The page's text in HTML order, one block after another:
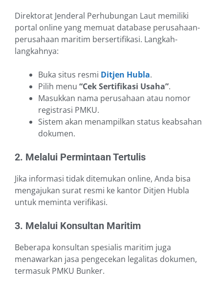
Direktorat Jenderal Perhubungan Laut memiliki
portal online yang memuat database perusahaan-
perusahaan maritim bersertifikasi. Langkah-
langkahnya:
Buka situs resmi Ditjen Hubla.
Pilih menu “Cek Sertifikasi Usaha”.
Masukkan nama perusahaan atau nomor
registrasi PMKU.
Sistem akan menampilkan status keabsahan
dokumen.
2. Melalui Permintaan Tertulis
Jika informasi tidak ditemukan online, Anda bisa
mengajukan surat resmi ke kantor Ditjen Hubla
untuk meminta verifikasi.
3. Melalui Konsultan Maritim
Beberapa konsultan spesialis maritim juga
menawarkan jasa pengecekan legalitas dokumen,
termasuk PMKU Bunker.